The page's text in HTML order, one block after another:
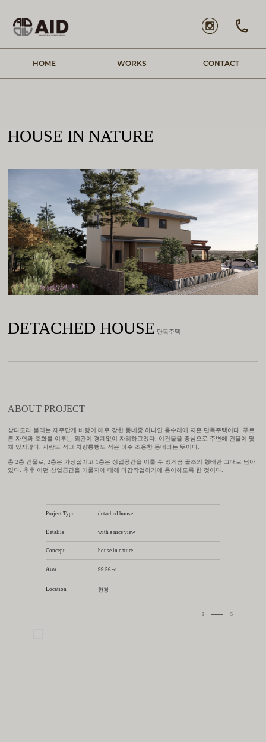
HOME WORKS CONTACT
HOUSE IN NATURE
DETACHED HOUSE 단독주택
ABOUT PROJECT
삼다도라 불리는 제주답게 바랑이 매우 강한 동네중 하나인 용수리에 지은 단독주택이다. 푸르
른 자연과 조화를 이루는 외관이 경계없이 자리하고있다. 이건물을 중심으로 주변에 건물이 몇
채 있지않다. 사람도 적고 차량통행도 적은 아주 조용한 동네라는 뜻이다.
총 2층 건물로, 2층은 가정집이고 1층은 상업공간을 이룰 수 있게끔 골조의 형태만 그대로 남아
있다. 추후 어떤 상업공간을 이룰지에 대해 마감작업하기에 용이하도록 한 것이다.
Project Type detached house
Detalils with a nice view
Concept house in nature
Area 99.56㎡
Location 한경
3 5